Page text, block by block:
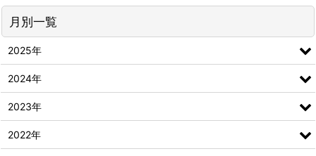
月別一覧
2025年
2024年
2023年
2022年